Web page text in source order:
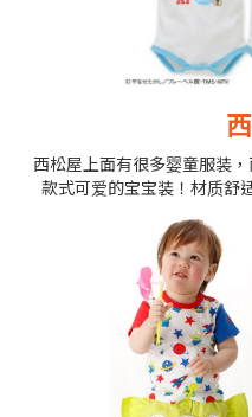
西松屋上面有很多婴童服装
款式可爱的宝宝装！材质舒